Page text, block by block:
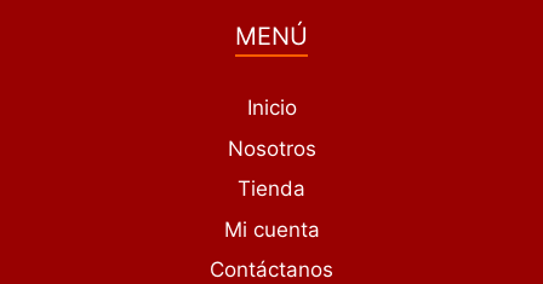
MENÚ
Inicio
Nosotros
Tienda
Mi cuenta
Contáctanos